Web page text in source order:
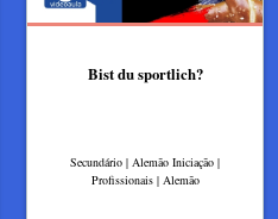
Bist du sportlich?
Secundário | Alemão Iniciação |
Profissionais | Alemão